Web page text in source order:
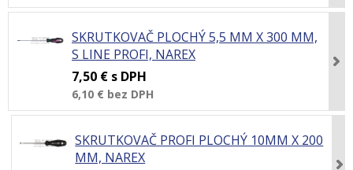
SKRUTKOVAČ PLOCHÝ 5,5 MM X 300 MM,
S LINE PROFI, NAREX
7,50 € s DPH
6,10 € bez DPH
SKRUTKOVAČ PROFI PLOCHÝ 10MM X 200
MM, NAREX